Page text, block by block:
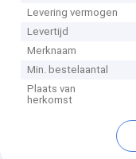
Levering vermogen
Levertijd
Merknaam
Min. bestelaantal
Plaats van
herkomst